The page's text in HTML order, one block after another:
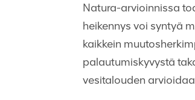
Natura-arvioinnissa
heikennys voi syntyä
kaikkein
palautumiskyvystä
vesitalouden